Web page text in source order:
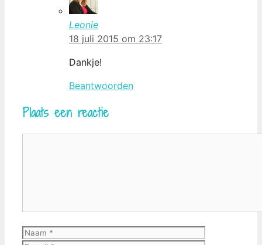
Leonie
18 juli 2015 om 23:17
Dankje!
Beantwoorden
Plaats een reactie
Naam